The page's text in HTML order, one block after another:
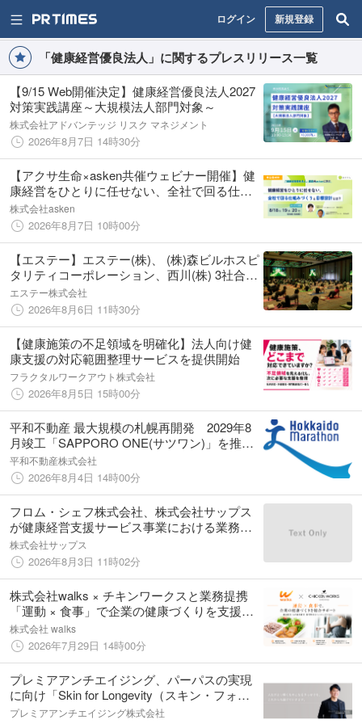
ログイン 新規登録
「健康経営優良法人」に関するプレスリリース一覧
【9/15 Web開催決定】健康経営優良法人2027
対策実践講座～大規模法人部門対象～
株式会社アドバンテッジ リスク マネジメント
2026年8月7日 14時30分
【アクサ生命×asken共催ウェビナー開催】健
康経営をひとりに任せない、全社で回る仕組
みづくりと目標設計とは？
株式会社asken
2026年8月7日 10時00分
【エステー】エステー(株)、 (株)森ビルホスピ
タリティコーポレーション、西川(株) 3社合同
ウェルネスイベント「SUMMER BREATHING
2026」を開催
エステー株式会社
2026年8月6日 11時30分
【健康施策の不足領域を明確化】法人向け健
康支援の対応範囲整理サービスを提供開始
フラクタルワークアウト株式会社
2026年8月5日 15時00分
平和不動産 最大規模の札幌再開発 2029年8
月竣工「SAPPORO ONE(サツワン)」を推
進 北海道マラソン2026特別協賛＜ゴールド
スポンサー＞のお知らせ
平和不動産株式会社
2026年8月4日 14時00分
フロム・シェフ株式会社、株式会社サップス
が健康経営支援サービス事業における業務提
携を締結
株式会社サップス
2026年8月3日 11時02分
株式会社walks × チキンワークスと業務提携
「運動 × 食事」で企業の健康づくりを支援す
る新サービスを開始
株式会社 walks
2026年7月29日 14時00分
プレミアアンチエイジング、パーパスの実現
に向け「Skin for Longevity（スキン・フォ
ー・ロンジェビティ）」のコンセプトを軸に
プレミアアンチエイジング株式会社